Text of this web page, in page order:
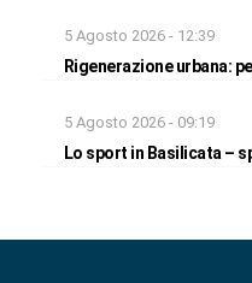
5 Agosto 2026 - 12:39
Rigenerazione urbana:
5 Agosto 2026 - 09:19
Lo sport in Basilicata –